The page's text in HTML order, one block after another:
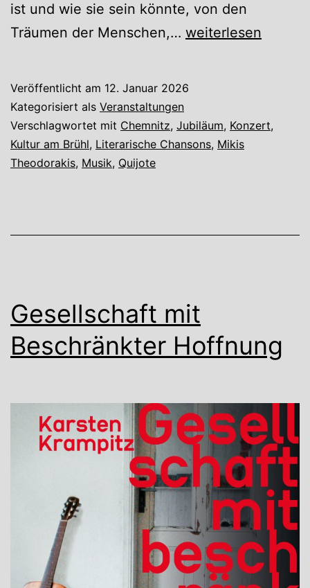
ist und wie sie sein könnte, von den
Träumen der Menschen,… 30
Lieder
und
weiterlesen
Veröffentlicht am 12. Januar 2026
Kategorisiert als Veranstaltungen
Verschlagwortet mit Chemnitz, Jubiläum, Konzert,
Kultur am Brühl, Literarische Chansons, Mikis
Theodorakis, Musik, Quijote
Gesellschaft mit
Beschränkter Hoffnung